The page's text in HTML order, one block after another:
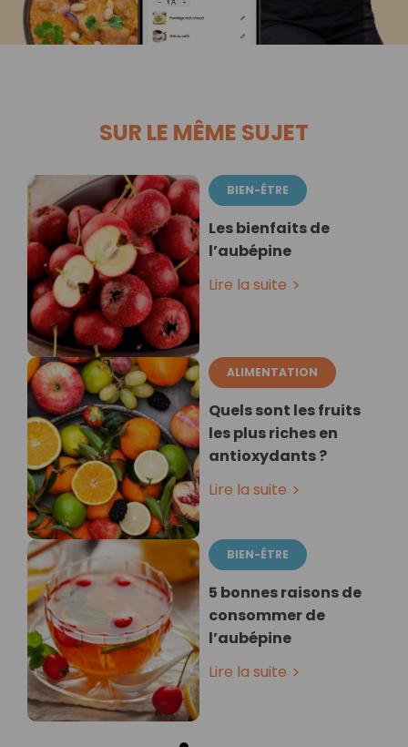
SUR LE MÊME SUJET
BIEN-ÊTRE
Les bienfaits de
l’aubépine
Lire la suite
ALIMENTATION
Quels sont les fruits
les plus riches en
antioxydants ?
Lire la suite
BIEN-ÊTRE
5 bonnes raisons de
consommer de
l’aubépine
Lire la suite